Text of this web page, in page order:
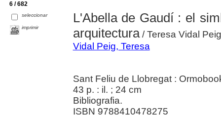
6 / 682
seleccionar
imprimir
L'Abella de Gaudí : el
arquitectura/ Teresa Vidal
Vidal Peig, Teresa
Sant Feliu de Llobregat :
43 p. : il. ; 24 cm
Bibliografia.
ISBN 9788410478275